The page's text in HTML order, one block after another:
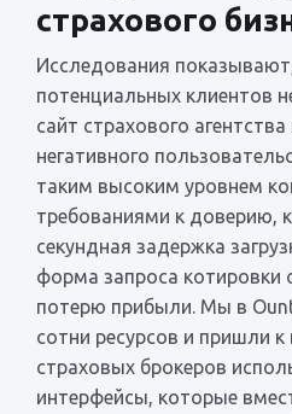
страхового
Исследования
потенциальных клиентов
сайт страхового
негативного
таким высоким уровнем
требованиями к доверию,
секундная задержка
форма запроса
потерю прибыли. Мы в
сотни ресурсов и пришли
страховых брокеров
интерфейсы, которые